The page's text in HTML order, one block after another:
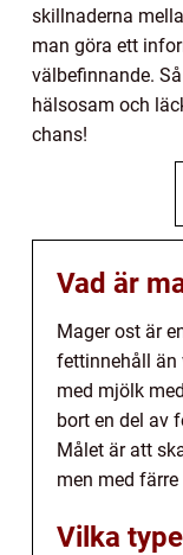
skillnaderna
man göra ett
välbefinnande.
hälsosam och
chans!
Vad är
Mager ost är
fettinnehåll än
med mjölk
bort en del av
Målet är att
men med
Vilka